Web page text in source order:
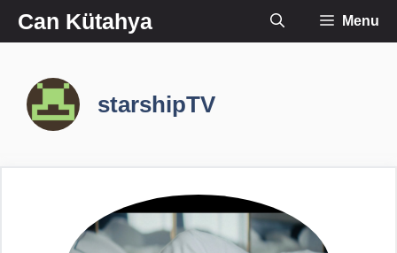
İçeriğe
atlaCan Kütahya Menu
starshipTV